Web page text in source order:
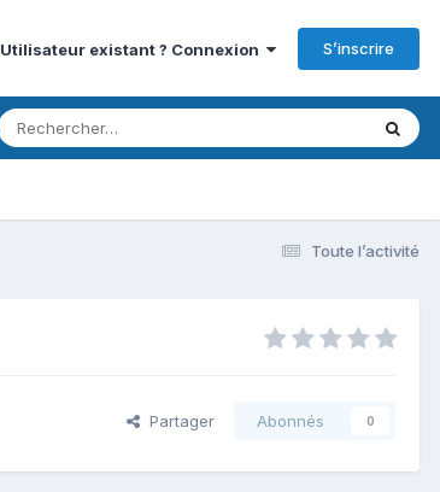
Utilisateur existant ? Connexion S’inscrire
Toute l’activité
Partager Abonnés 0